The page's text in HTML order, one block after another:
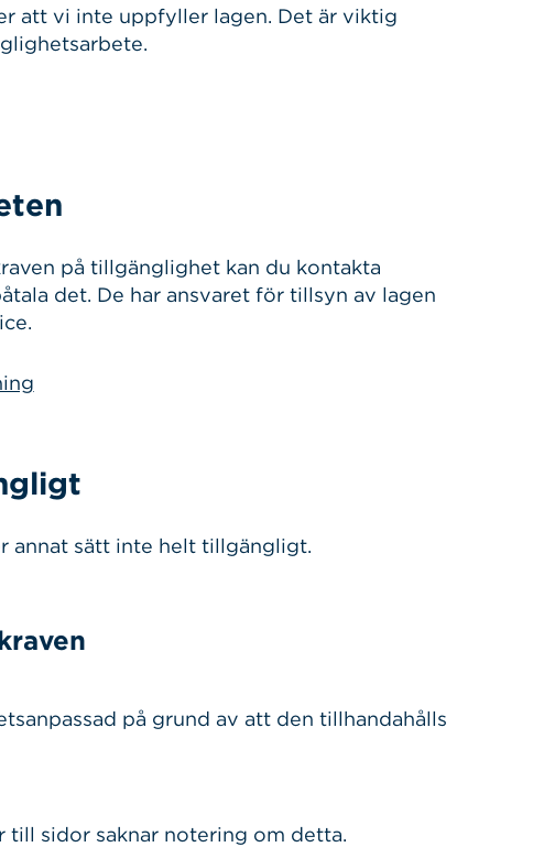
att vi inte uppfyller lagen. Det är viktig
på tillgänglighet kan du kontakta
det. De har ansvaret för tillsyn av lagen
annat sätt inte helt tillgängligt.
på grund av att den tillhandahålls
sidor saknar notering om detta.